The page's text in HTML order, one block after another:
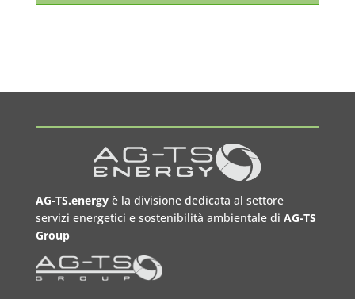
AG-TS.energyè la divisione dedicata al settore
servizi energetici e sostenibilità ambientale di AG-TS
Group